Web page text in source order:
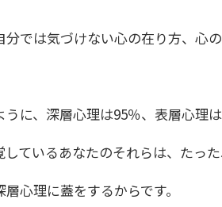
では気づけない心の在り方、心の
に、深層心理は95％、表層心理
ているあなたのそれらは、たった
心理に蓋をするからです。